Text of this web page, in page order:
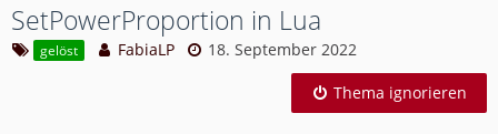
SetPowerProportion in Lua
gelöst FabiaLP 18. September 2022
Thema ignorieren